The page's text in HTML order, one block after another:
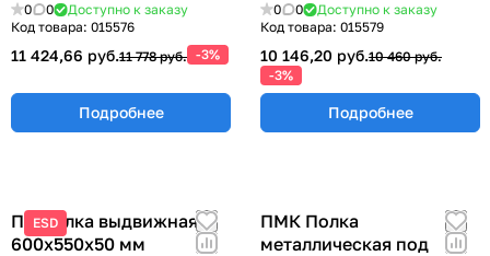
0 0
Доступно к заказу
Код товара: 015576
11 424,66 руб.11 778 руб. -3%
Подробнее
0 0
Доступно к заказу
Код товара: 015579
10 146,20 руб.10 460 руб.
-3%
Подробнее
ESD
ПВ Полка выдвижная
600х550х50 мм
ПМК Полка
металлическая под